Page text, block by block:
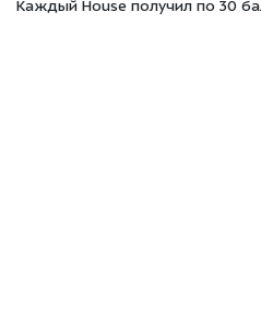
Каждый House получил по 30